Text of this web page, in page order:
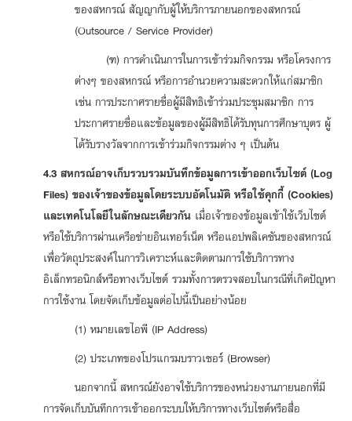
ของสหกรณ์ สัญญากับผู้ให้บริการภายนอกของสหกรณ์
(Outsource / Service Provider)
(ฑ) การดำเนินการในการเข้าร่วมกิจกรรม หรือโครงการ
ต่างๆ ของสหกรณ์ หรือการอำนวยความสะดวกให้แก่สมาชิก
เช่น การประกาศรายชื่อผู้มีสิทธิเข้าร่วมประชุมสมาชิก การ
ประกาศรายชื่อและข้อมูลของผู้มีสิทธิได้รับทุนการศึกษาบุตร ผู้
ได้รับรางวัลจากการเข้าร่วมกิจกรรมต่าง ๆ เป็นต้น
4.3 สหกรณ์อาจเก็บรวบรวมบันทึกข้อมูลการเข้าออกเว็บไซต์ (Log
Files) ของเจ้าของข้อมูลโดยระบบอัตโนมัติ หรือใช้คุกกี้ (Cookies)
และเทคโนโลยีในลักษณะเดียวกัน เมื่อเจ้าของข้อมูลเข้าใช้เว็บไซต์
หรือใช้บริการผ่านเครือข่ายอินเทอร์เน็ต หรือแอปพลิเคชันของสหกรณ์
เพื่อวัตถุประสงค์ในการวิเคราะห์และติดตามการใช้บริการทาง
อิเล็กทรอนิกส์หรือทางเว็บไซต์ รวมทั้งการตรวจสอบในกรณีที่เกิดปัญหา
การใช้งาน โดยจัดเก็บข้อมูลต่อไปนี้เป็นอย่างน้อย
(1) หมายเลขไอพี (IP Address)
(2) ประเภทของโปรแกรมบราวเซอร์ (Browser)
นอกจากนี้ สหกรณ์ยังอาจใช้บริการของหน่วยงานภายนอกที่มี
การจัดเก็บบันทึกการเข้าออกระบบให้บริการทางเว็บไซต์หรือสื่อ